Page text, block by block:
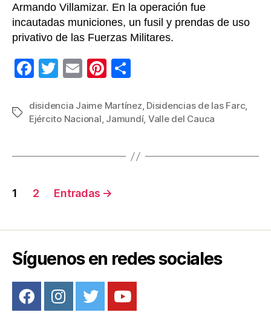
Armando Villamizar. En la operación fue
incautadas municiones, un fusil y prendas de uso
privativo de las Fuerzas Militares.
F
c
e
o
k
T
tt
er
E
ail
Pi
er
e
m
p
ar
tir
Etiquetas
disidencia Jaime Martínez, Disidencias de las Farc,
Ejército Nacional, Jamundí, Valle del Cauca
Navegación
entradas
1 2 Entradas →
Síguenos en redes sociales